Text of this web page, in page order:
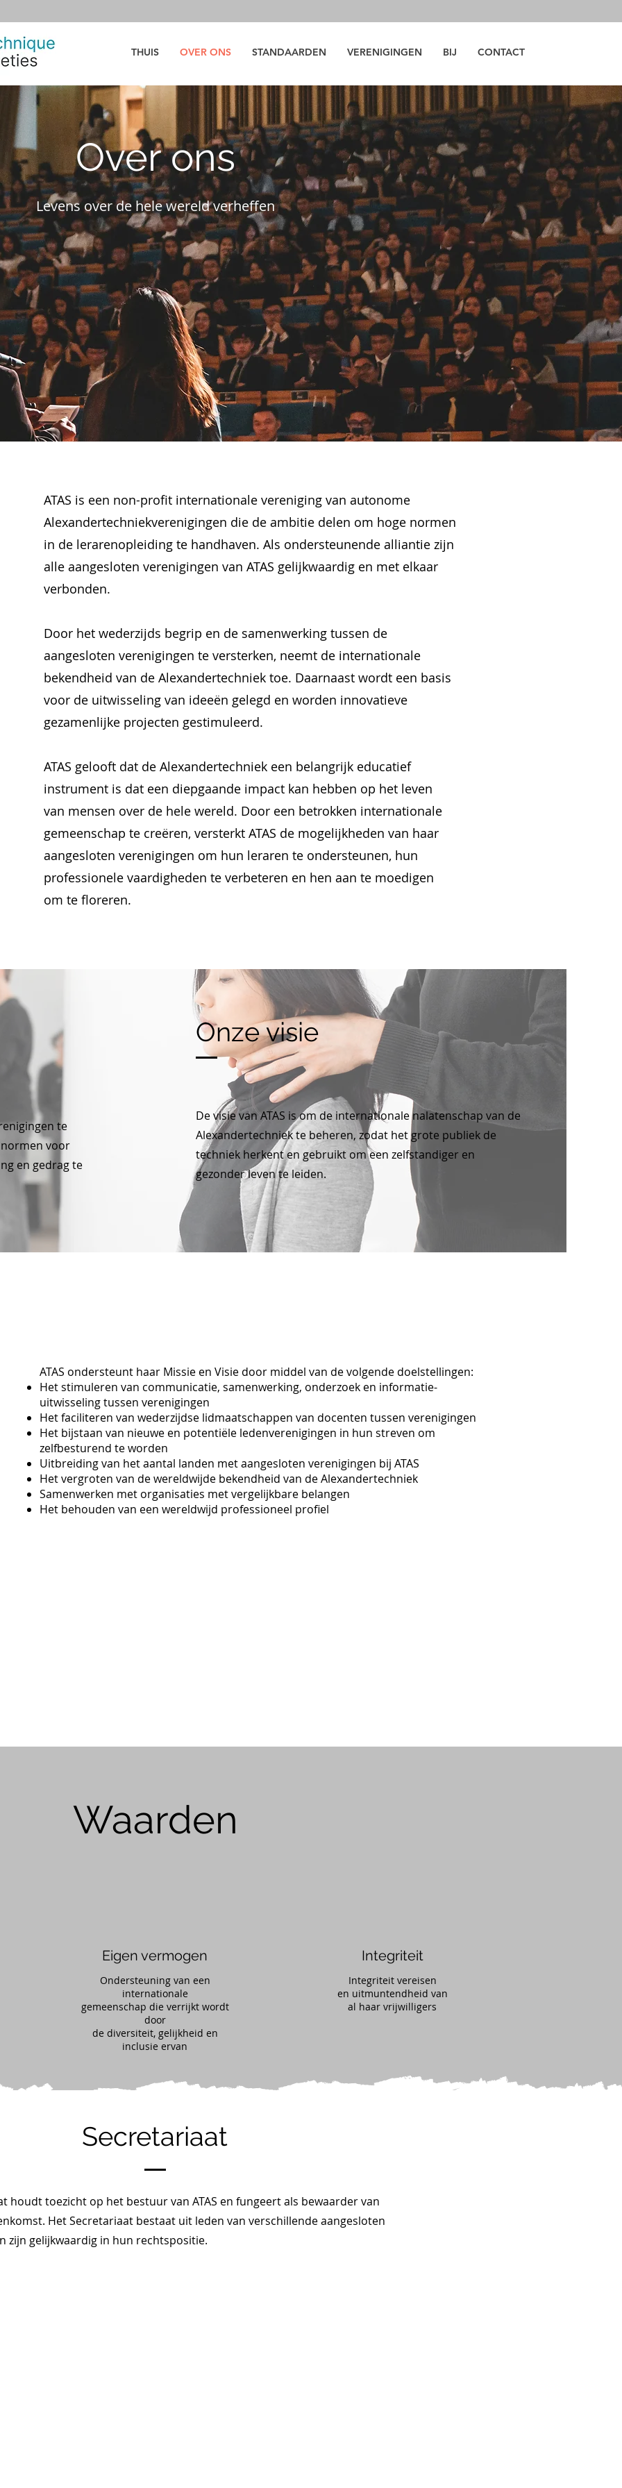
THUIS OVER ONS STANDAARDEN VERENIGINGEN BIJ CONTACT
Over ons
Levens over de hele wereld verheffen
ATAS is een non-profit internationale vereniging van autonome
Alexandertechniekverenigingen die de ambitie delen om hoge normen
in de lerarenopleiding te handhaven. Als ondersteunende alliantie zijn
alle aangesloten verenigingen van ATAS gelijkwaardig en met elkaar
verbonden.
Door het wederzijds begrip en de samenwerking tussen de
aangesloten verenigingen te versterken, neemt de internationale
bekendheid van de Alexandertechniek toe. Daarnaast wordt een basis
voor de uitwisseling van ideeën gelegd en worden innovatieve
gezamenlijke projecten gestimuleerd.
ATAS gelooft dat de Alexandertechniek een belangrijk educatief
instrument is dat een diepgaande impact kan hebben op het leven
van mensen over de hele wereld. Door een betrokken internationale
gemeenschap te creëren, versterkt ATAS de mogelijkheden van haar
aangesloten verenigingen om hun leraren te ondersteunen, hun
professionele vaardigheden te verbeteren en hen aan te moedigen
om te floreren.
te
voor
en gedrag te
Onze visie
De visie van ATAS is om de internationale nalatenschap van de
Alexandertechniek te beheren, zodat het grote publiek de
techniek herkent en gebruikt om een zelfstandiger en
gezonder leven te leiden.
ATAS ondersteunt haar Missie en Visie door middel van de volgende doelstellingen:
Het stimuleren van communicatie, samenwerking, onderzoek en informatie-
uitwisseling tussen verenigingen
Het faciliteren van wederzijdse lidmaatschappen van docenten tussen verenigingen
Het bijstaan van nieuwe en potentiële ledenverenigingen in hun streven om
zelfbesturend te worden
Uitbreiding van het aantal landen met aangesloten verenigingen bij ATAS
Het vergroten van de wereldwijde bekendheid van de Alexandertechniek
Samenwerken met organisaties met vergelijkbare belangen
Het behouden van een wereldwijd professioneel profiel
Waarden
Eigen vermogen
Ondersteuning van een
internationale
gemeenschap die verrijkt wordt
door
de diversiteit, gelijkheid en
inclusie ervan
Integriteit
Integriteit vereisen
en uitmuntendheid van
al haar vrijwilligers
Secretariaat
houdt toezicht op het bestuur van ATAS en fungeert als bewaarder van
Het Secretariaat bestaat uit leden van verschillende aangesloten
zijn gelijkwaardig in hun rechtspositie.